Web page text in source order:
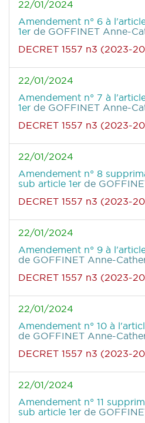
22/01/2024
Amendement n° 6 à
1er de GOFFINET Anne-
DECRET 1557 n3 (2023-
22/01/2024
Amendement n° 7 à
1er de GOFFINET Anne-
DECRET 1557 n3 (2023-
22/01/2024
Amendement n° 8
sub article 1er de
DECRET 1557 n3 (2023-
22/01/2024
Amendement n° 9 à
de GOFFINET Anne-
DECRET 1557 n3 (2023-
22/01/2024
Amendement n° 10 à
de GOFFINET Anne-
DECRET 1557 n3 (2023-
22/01/2024
Amendement n° 11
sub article 1er de